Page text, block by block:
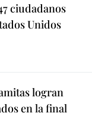
ciudadanos
Unidos
logran
en la final